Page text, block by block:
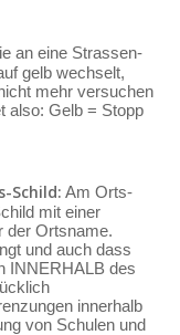
an eine Strassen-
gelb wechselt,
mehr versuchen
also: Gelb = Stopp
Schild: Am Orts-
mit einer
der Ortsname.
und auch dass
INNERHALB des
innerhalb
von Schulen und